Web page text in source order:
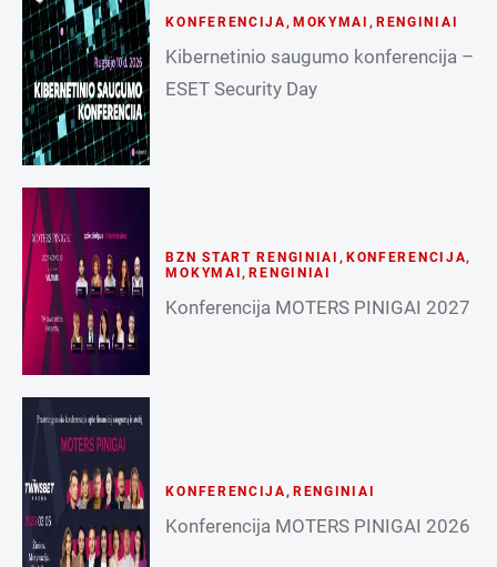
KONFERENCIJA , MOKYMAI , RENGINIAI
Kibernetinio saugumo konferencija –
ESET Security Day
BZN START RENGINIAI , KONFERENCIJA,
MOKYMAI ,RENGINIAI
Konferencija MOTERS PINIGAI 2027
KONFERENCIJA, RENGINIAI
Konferencija MOTERS PINIGAI 2026